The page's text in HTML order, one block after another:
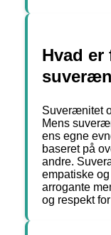
Hvad er
Suverænitet
Mens
ens egne
baseret på
andre.
empatiske
arrogante
og respekt